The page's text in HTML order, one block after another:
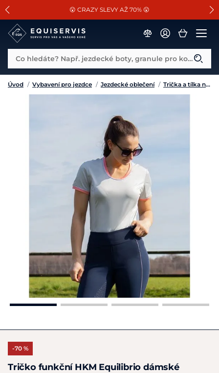
SLEVA 13% na vše od Cassini!
😮 CRAZY SLEVY AŽ 70% 😮
📐Pasování a doplňky k vybraným sedlům ZDARMA 🐴
Co hledáte? Např. jezdecké boty, granule pro koně...
Úvod / Vybavení pro jezdce / Jezdecké oblečení / Trička a tílka na volný čas
-70 %
Tričko funkční HKM Equilibrio dámské